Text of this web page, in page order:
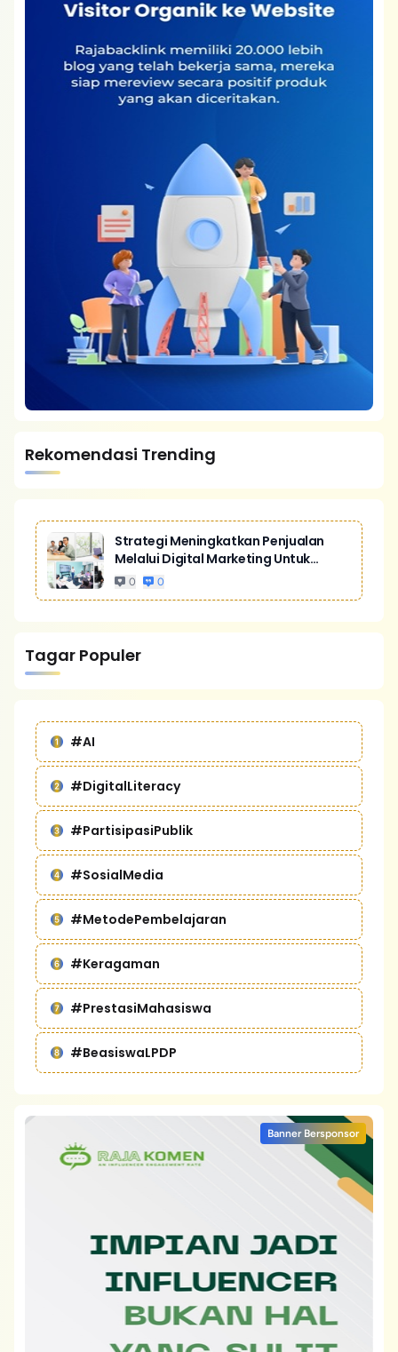
Rekomendasi Trending
Strategi Meningkatkan Penjualan
Melalui Digital Marketing Untuk
Bisnis Yang Lebih Kompetitif
0 0
Tagar Populer
#AI
#DigitalLiteracy
#PartisipasiPublik
#SosialMedia
#MetodePembelajaran
#Keragaman
#PrestasiMahasiswa
#BeasiswaLPDP
Banner Bersponsor